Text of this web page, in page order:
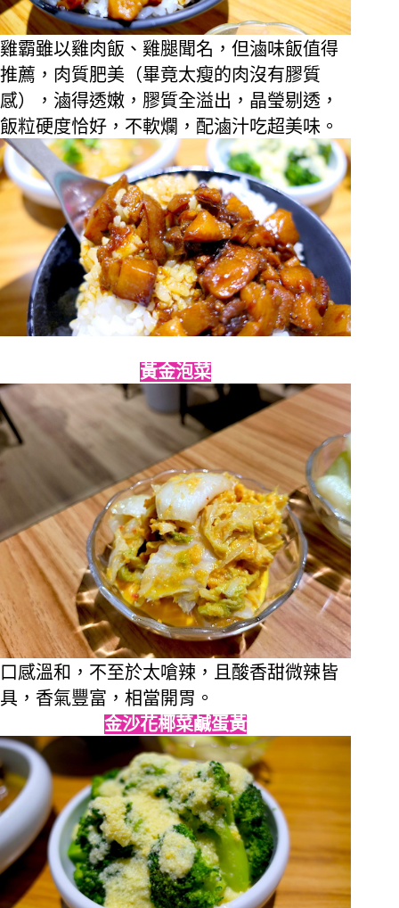
雞霸雖以雞肉飯、雞腿聞名，但滷味飯值得
推薦，肉質肥美（畢竟太瘦的肉沒有膠質
感），滷得透嫩，膠質全溢出，晶瑩剔透，
飯粒硬度恰好，不軟爛，配滷汁吃超美味。
黃金泡菜
口感溫和，不至於太嗆辣，且酸香甜微辣皆
具，香氣豐富，相當開胃。
金沙花椰菜鹹蛋黃